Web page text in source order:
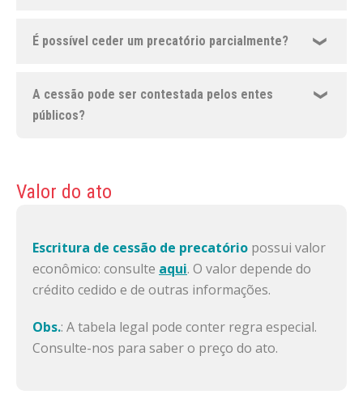
cessionário como o novo titular do crédito.
precatório na fila de pagamentos. Natureza do
recursos pendentes que possam afetar o crédito.
Cessões anteriores: verifique se não foi cedido
É possível ceder um precatório parcialmente?
desde que a fração cedida seja devidamente
descrita na escritura pública e averbada nos
A cessão pode ser contestada pelos entes
públicos?
notificação para a entidade devedora, o juiz deve
Valor do ato
Escritura de cessão de precatório possui valor
econômico: consulte aqui. O valor depende do
crédito cedido e de outras informações.
Obs.: A tabela legal pode conter regra especial.
Consulte-nos para saber o preço do ato.